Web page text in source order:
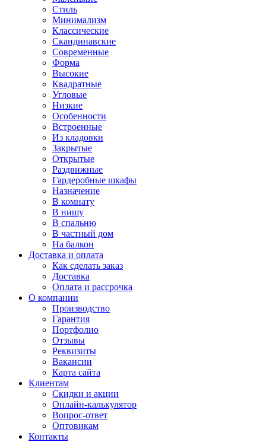
Стиль
Минимализм
Классические
Скандинавские
Современные
Форма
Высокие
Квадратные
Угловые
Низкие
Особенности
Встроенные
Из кладовки
Закрытые
Открытые
Раздвижные
Гардеробные шкафы
Назначение
В комнату
В нишу
В спальню
В частный дом
На балкон
Доставка и оплата
Как сделать заказ
Доставка
Оплата и рассрочка
О компании
Производство
Гарантия
Портфолио
Отзывы
Реквизиты
Вакансии
Карта сайта
Клиентам
Скидки и акции
Онлайн-калькулятор
Вопрос-ответ
Оптовикам
Контакты